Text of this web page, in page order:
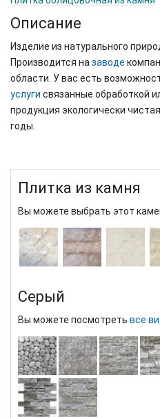
Описание
Изделие из натурального
Производится на заводе
области. У вас есть
услуги связанные обработкой
продукция экологически
годы.
Плитка из камня
Вы можете выбрать этот
Серый
Вы можете посмотреть все